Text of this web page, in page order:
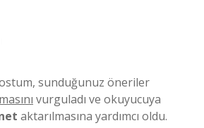
sunduğunuz öneriler
vurguladı ve okuyucuya
aktarılmasına yardımcı oldu.